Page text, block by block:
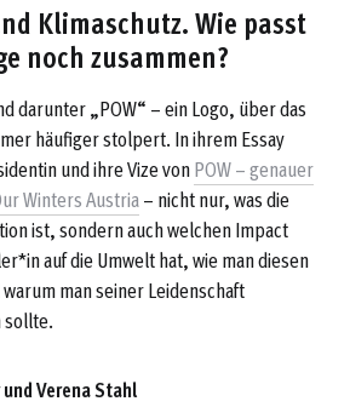
Klimaschutz. Wie passt
noch zusammen?
darunter „POW“ – ein Logo, über das
häufiger stolpert. In ihrem Essay
und ihre Vize vonPOW – genauer
Winters Austria– nicht nur, was die
ist, sondern auch welchen Impact
auf die Umwelt hat, wie man diesen
man seiner Leidenschaft
sollte.
Verena Stahl